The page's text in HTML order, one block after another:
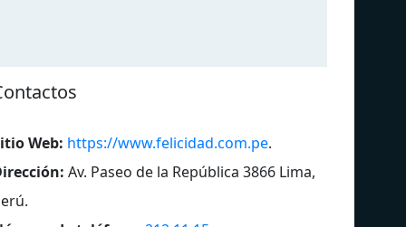
Radio Nacional
Ritmo Romántica
Web: https://www.felicidad.com.pe.
Av. Paseo de la República 3866 Lima,
.